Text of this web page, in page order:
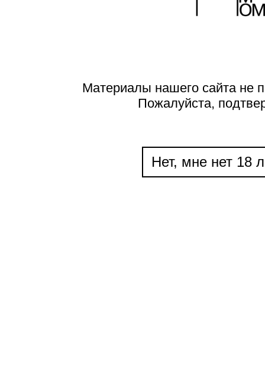
Материалы нашего сайта не
Пожалуйста,
Нет, мне нет 18